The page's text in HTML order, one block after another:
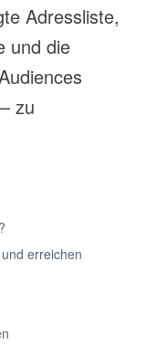
Adressliste,
und die
zu
erreichen